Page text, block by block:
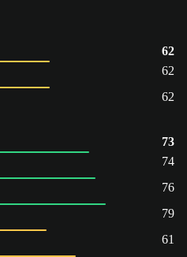
62
62
62
73
74
76
79
61